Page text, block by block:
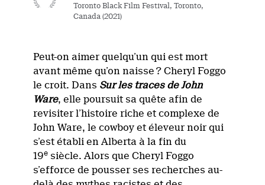
Toronto Black Film Festival, Toronto,
Canada (2021)
Peut-on aimer quelqu’un qui est mort
avant même qu’on naisse ? Cheryl Foggo
le croit. Dans Sur les traces de John
Ware, elle poursuit sa quête afin de
revisiter l’histoire riche et complexe de
John Ware, le cowboy et éleveur noir qui
s’est établi en Alberta à la fin du
19e siècle. Alors que Cheryl Foggo
s’efforce de pousser ses recherches au-